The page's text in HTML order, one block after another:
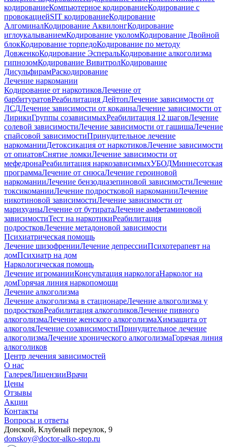
кодированиеКомпьютерное кодированиеКодирование с
провокациейSIT кодированиеКодирование
АлгоминалКодирование АквилонгКодирование
иглоукалываниемКодирование уколомКодирование Двойной
блокКодирование торпедоКодирование по методу
ДовженкоКодирование ЭсперальКодирование алкоголизма
гипнозомКодирование ВивитролКодирование
ДисульфирамРаскодирование
Лечение наркомании
Кодирование от наркотиковЛечение от
барбитуратовРеабилитация ДейтопЛечение зависимости от
ЛСДЛечение зависимости от кокаинаЛечение зависимости от
ЛирикиГруппы созависимыхРеабилитация 12 шаговЛечение
солевой зависимостиЛечение зависимости от гашишаЛечение
спайсовой зависимостиПринудительное лечение
наркоманииДетоксикация от наркотиковЛечение зависимости
от опиатовСнятие ломкиЛечение зависимости от
мефедронаРеабилитация наркозависимыхУБОДМиннесотская
программаЛечение от снюсаЛечение героиновой
наркоманииЛечение бензодиазепиновой зависимостиЛечение
токсикоманииЛечение подростковой наркоманииЛечение
никотиновой зависимостиЛечение зависимости от
марихуаныЛечение от бутиратаЛечение амфетаминовой
зависимостиТест на наркотикиРеабилитация
подростковЛечение метадоновой зависимости
Психиатрическая помощь
Лечение шизофренииЛечение депрессииПсихотерапевт на
домПсихиатр на дом
Наркологическая помощь
Лечение игроманииКонсультация наркологаНарколог на
домГорячая линия наркопомощи
Лечение алкоголизма
Лечение алкоголизма в стационареЛечение алкоголизма у
подростковРеабилитация алкоголиковЛечение пивного
алкоголизмаЛечение женского алкоголизмаХимзащита от
алкоголяЛечение созависимостиПринудительное лечение
алкоголизмаЛечение хронического алкоголизмаГорячая линия
алкоголиков
Центр лечения зависимостей
О нас
ГалереяЛицензииВрачи
Цены
Отзывы
Акции
Контакты
Вопросы и ответы
Донской, Клубный переулок, 9
donskoy@doctor-alko-stop.ru